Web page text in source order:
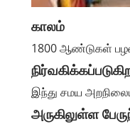
காலம்
1800 ஆண்டுகள்
இந்து சமய
அருகிலுள்ள